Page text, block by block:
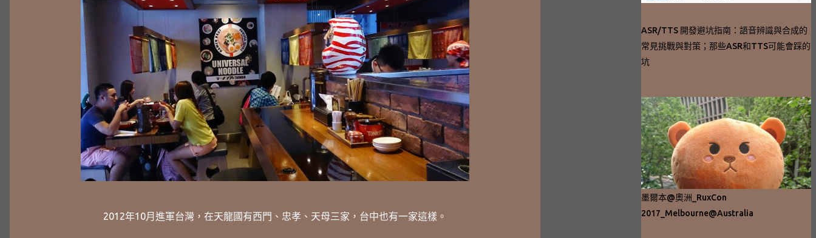
2012年10月進軍台灣，在天龍國有西門、忠孝、天母三家，台中也有一家這樣。
ASR/TTS 開發避坑指南：語音辨識與合成的
常見挑戰與對策；那些ASR和TTS可能會踩的
坑
墨爾本@奧洲_RuxCon
2017_Melbourne@Australia